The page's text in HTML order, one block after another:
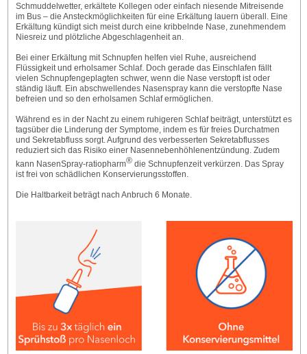
Schmuddelwetter, erkältete Kollegen oder einfach niesende Mitreisende
im Bus – die Ansteckmöglichkeiten für eine Erkältung lauern überall. Eine
Erkältung kündigt sich meist durch eine kribbelnde Nase, zunehmendem
Niesreiz und plötzliche Abgeschlagenheit an.
Bei einer Erkältung mit Schnupfen helfen viel Ruhe, ausreichend
Flüssigkeit und erholsamer Schlaf. Doch gerade das Einschlafen fällt
vielen Schnupfengeplagten schwer, wenn die Nase verstopft ist oder
ständig läuft. Ein abschwellendes Nasenspray kann die verstopfte Nase
befreien und so den erholsamen Schlaf ermöglichen.
Während es in der Nacht zu einem ruhigeren Schlaf beiträgt, unterstützt es
tagsüber die Linderung der Symptome, indem es für freies Durchatmen
und Sekretabfluss sorgt. Aufgrund des verbesserten Sekretabflusses
reduziert sich das Risiko einer Nasennebenhöhlenentzündung. Zudem
kann NasenSpray-ratiopharm®die Schnupfenzeit verkürzen. Das Spray
ist frei von schädlichen Konservierungsstoffen.
Die Haltbarkeit beträgt nach Anbruch 6 Monate.